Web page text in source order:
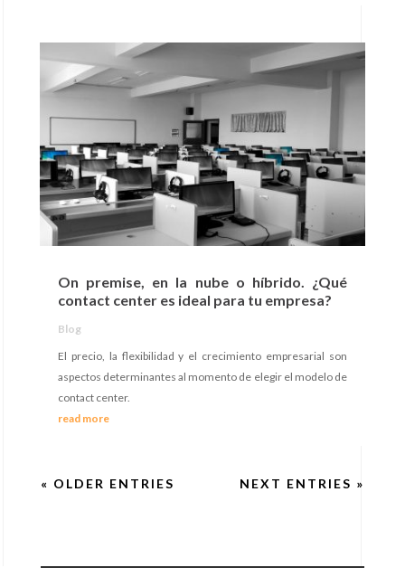
On premise, en la nube o híbrido. ¿Qué
contact center es ideal para tu empresa?
Blog
El precio, la flexibilidad y el crecimiento empresarial son
aspectos determinantes al momento de elegir el modelo de
contact center.
read more
« OLDER ENTRIES NEXT ENTRIES »